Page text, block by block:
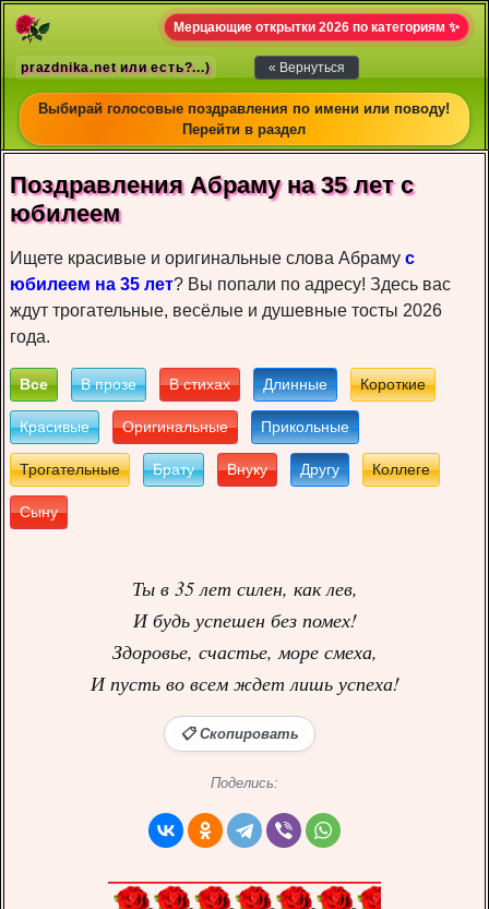
Мерцающие открытки 2026 по категориям ✨
prazdnika.net или есть?...) « Вернуться
Выбирай голосовые поздравления по имени или поводу!
Перейти в раздел
Пoздрaвлeния Абраму нa 35 лет c
юбилeeм
Ищете красивые и оригинальные слова Абраму с
юбилеем на 35 лет? Вы попали по адресу! Здесь вас
ждут трогательные, весёлые и душевные тосты 2026
года.
Все В прозе В стихах Длинные Короткие
Красивые Оригинальные Прикольные
Трогательные Брату Внуку Другу Коллеге
Сыну
Ты в 35 лет силен, как лев,
И будь успешен без помех!
Здоровье, счастье, море смеха,
И пусть во всем ждет лишь успеха!
📋 Скопировать
Поделись: